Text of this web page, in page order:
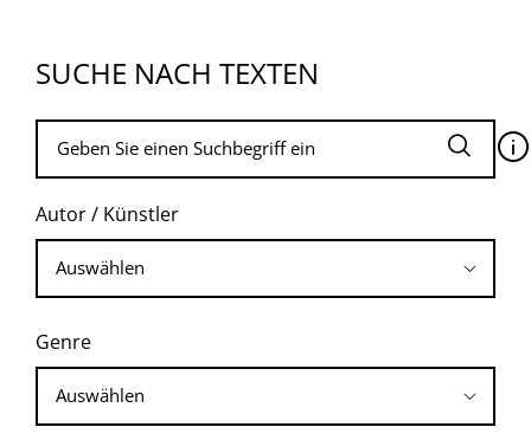
SUCHE NACH TEXTEN
🛈
Autor / Künstler
Genre